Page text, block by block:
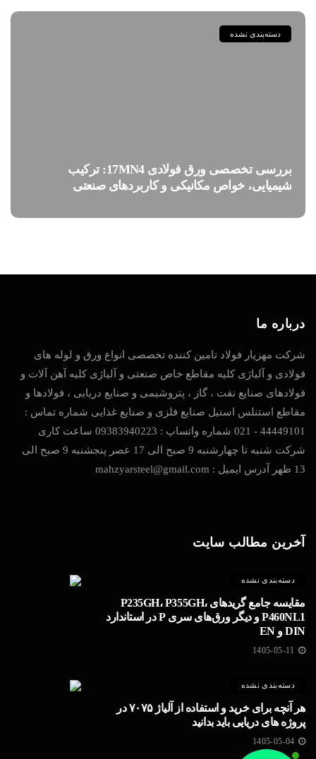
دسته‌بندی نشده
بررسی تخصصی ورق فولادی 17MN4: ترکیب
شیمیایی، خواص مکانیکی و کاربردهای صنعتی
درباره ما
شرکت مهزیار فولاد تامین کننده تخصصی انواع ورق و لوله های
فولادی و آلیاژی کلیه مقاطع خاص صنعتی و آلیاژی کلیه آهن آلات و
فولادهای صنایع نفت ، گاز ، پتروشیمی و صنایع دریایی ، فولادها و
مقاطع استنلس استیل صنایع فلزی و صنایع غذایی شماره تماس :
44449101 - 021 شماره واتساپ : 09383940223 ساعت کاری
شرکت شنبه تا چهارشنبه 9 صبح الی 17 عصر پنجشنبه 9 صبح الی
13 ظهر آدرس ایمیل : mahzyarsteel@gmail.com
آخرین مطالب سایت
دسته‌بندی نشده
مقایسه جامع گریدهای P235GH، P355GH،
P460NL1 و دیگر ورق‌های سری P در استاندارد
DIN و EN
1405-05-11
دسته‌بندی نشده
هر آنچه برای خرید و استفاده از آلیاژ ۷۰۷۵ در
پروژه های دریایی باید بدانید
1405-05-04